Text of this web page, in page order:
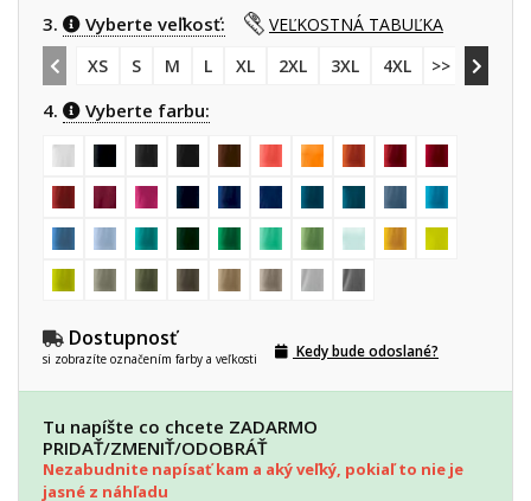
3. Vyberte veľkosť:
VEĽKOSTNÁ TABUĽKA
XS
S M L XL 2XL 3XL 4XL >> 5XL
4. Vyberte farbu:
Dostupnosť
si zobrazíte označením farby a veľkosti Kedy bude odoslané?
Tu napíšte co chcete ZADARMO
PRIDAŤ/ZMENIŤ/ODOBRÁŤ
Nezabudnite napísať kam a aký veľký, pokiaľ to nie je
jasné z náhľadu